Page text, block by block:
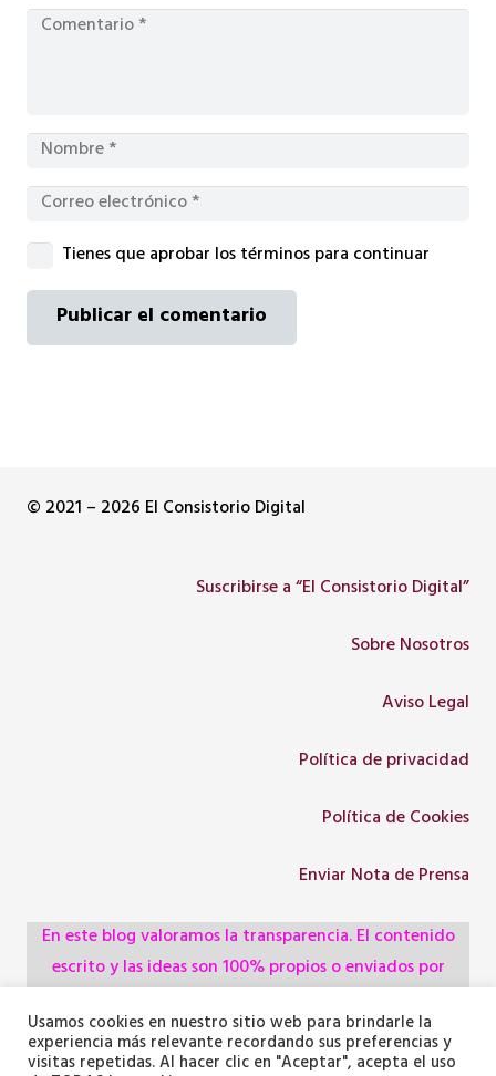
Tienes que aprobar los términos para continuar
Publicar el comentario
© 2021 – 2026 El Consistorio Digital
Suscribirse a “El Consistorio Digital”
Sobre Nosotros
Aviso Legal
Política de privacidad
Política de Cookies
Enviar Nota de Prensa
En este blog valoramos la transparencia. El contenido
escrito y las ideas son 100% propios o enviados por
administraciones, pero utilizamos herramientas de
inteligencia artificial para optimizar la maquetación del
Usamos cookies en nuestro sitio web para brindarle la
experiencia más relevante recordando sus preferencias y
visitas repetidas. Al hacer clic en "Aceptar", acepta el uso